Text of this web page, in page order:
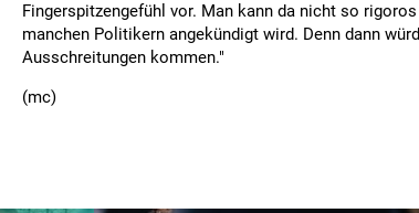
Fingerspitzengefühl vor. Man kann da nicht so
manchen Politikern angekündigt wird. Denn dann
Ausschreitungen kommen."
(mc)